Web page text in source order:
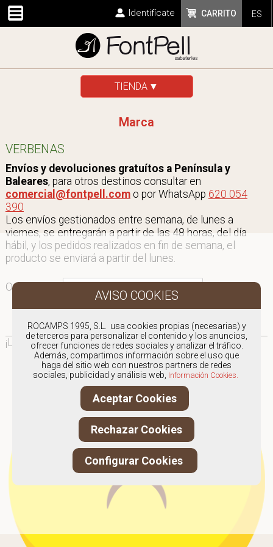
ES
CARRITO
Identifícate
TIENDA
Marca
VERBENAS
Envíos y devoluciones gratuítos a Península y
Baleares, para otros destinos consultar en
comercial@fontpell.como por WhatsApp 620 054
390
Los envíos gestionados entre semana, de lunes a
viernes, se entregarán a partir de las 48 horas, del día
hábil, y los pedidos realizados en fin de semana, el
producto se enviará a partir del lunes.
Ordenar por:
¡Ooops!
¡Lo sentimos!Parece que no hay nada por aquí...
ROCAMPS 1995, S.L. usa cookies propias (necesarias) y
de terceros para personalizar el contenido y los anuncios,
ofrecer funciones de redes sociales y analizar el tráfico.
Además, compartimos información sobre el uso que
haga del sitio web con nuestros partners de redes
sociales, publicidad y análisis web, Información Cookies.
Aceptar Cookies
Rechazar Cookies
Configurar Cookies